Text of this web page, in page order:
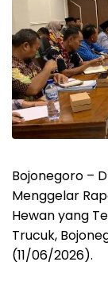
Bojonegoro –
Menggelar
Hewan yang
Trucuk,
(11/06/2026).